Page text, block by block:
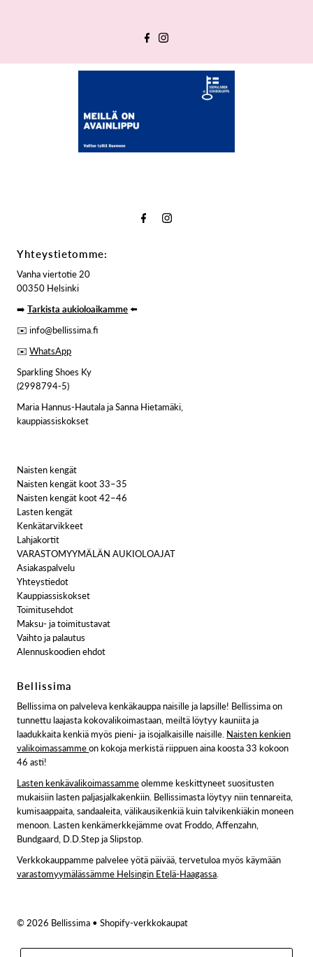
Yhteystietomme:
Vanha viertotie 20
00350 Helsinki
➡️Tarkista aukioloaikamme⬅️
✉️ info@bellissima.fi
✉️WhatsApp
Sparkling Shoes Ky
(2998794-5)
Maria Hannus-Hautala ja Sanna Hietamäki,
kauppiassiskokset
Naisten kengät
Naisten kengät koot 33–35
Naisten kengät koot 42–46
Lasten kengät
Kenkätarvikkeet
Lahjakortit
VARASTOMYYMÄLÄN AUKIOLOAJAT
Asiakaspalvelu
Yhteystiedot
Kauppiassiskokset
Toimitusehdot
Maksu- ja toimitustavat
Vaihto ja palautus
Alennuskoodien ehdot
Bellissima
Bellissima on palveleva kenkäkauppa naisille ja lapsille! Bellissima on
tunnettu laajasta kokovalikoimastaan, meiltä löytyy kauniita ja
laadukkaita kenkiä myös pieni- ja isojalkaisille naisille. Naisten kenkien
valikoimassammeon kokoja merkistä riippuen aina koosta 33 kokoon
46 asti!
Lasten kenkävalikoimassammeolemme keskittyneet suositusten
mukaisiin lasten paljasjalkakenkiin. Bellissimasta löytyy niin tennareita,
kumisaappaita, sandaaleita, välikausikenkiä kuin talvikenkiäkin moneen
menoon. Lasten kenkämerkkejämme ovat Froddo, Affenzahn,
Bundgaard, D.D.Step ja Slipstop.
Verkkokauppamme palvelee yötä päivää, tervetuloa myös käymään
varastomyymälässämme Helsingin Etelä-Haagassa
© 2026 Bellissima • Shopify-verkkokaupat